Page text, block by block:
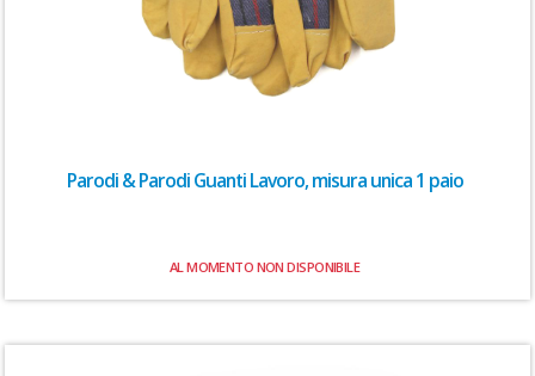
Parodi & Parodi Guanti Lavoro, misura unica 1 paio
AL MOMENTO NON DISPONIBILE